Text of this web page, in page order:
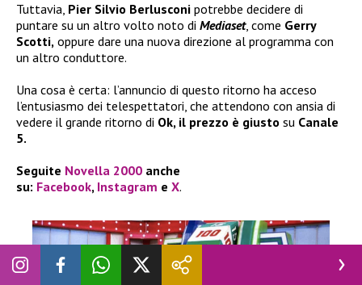
Tuttavia, Pier Silvio Berlusconi potrebbe decidere di
puntare su un altro volto noto di Mediaset, come Gerry
Scotti, oppure dare una nuova direzione al programma con
un altro conduttore.
Una cosa è certa: l’annuncio di questo ritorno ha acceso
l’entusiasmo dei telespettatori, che attendono con ansia di
vedere il grande ritorno di Ok, il prezzo è giusto su Canale
5.
Seguite Novella 2000 anche
su: Facebook, Instagram e X.